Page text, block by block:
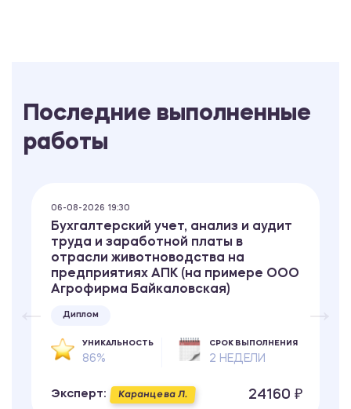
Последние выполненные
работы
06-08-2026 19:30
Бухгалтерский учет, анализ и аудит
труда и заработной платы в
отрасли животноводства на
предприятиях АПК (на примере ООО
Агрофирма Байкаловская)
Диплом
УНИКАЛЬНОСТЬ
86%
СРОК ВЫПОЛНЕНИЯ
2 НЕДЕЛИ
Эксперт: Каранцева Л. 24160 ₽